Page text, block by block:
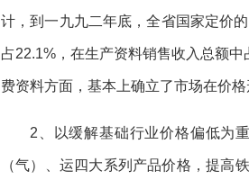
计，到一九九二年底，全省国家定价
占22.1%，在生产资料销售收入总额
费资料方面，基本上确立了市场在价格
2、以缓解基础行业价格偏低为
（气）、运四大系列产品价格，提高